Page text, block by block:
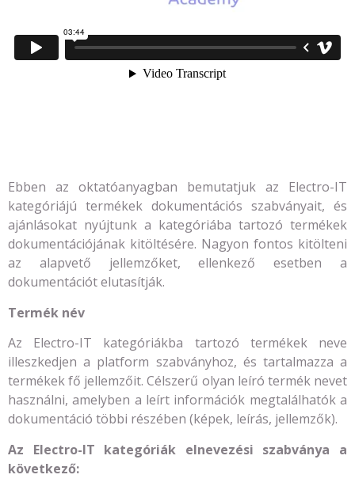
Ebben az oktatóanyagban bemutatjuk az Electro-IT
kategóriájú termékek dokumentációs szabványait, és
ajánlásokat nyújtunk a kategóriába tartozó termékek
dokumentációjának kitöltésére. Nagyon fontos kitölteni
az alapvető jellemzőket, ellenkező esetben a
dokumentációt elutasítják.
Termék név
Az Electro-IT kategóriákba tartozó termékek neve
illeszkedjen a platform szabványhoz, és tartalmazza a
termékek fő jellemzőit. Célszerű olyan leíró termék nevet
használni, amelyben a leírt információk megtalálhatók a
dokumentáció többi részében (képek, leírás, jellemzők).
Az Electro-IT kategóriák elnevezési szabványa a
következő: